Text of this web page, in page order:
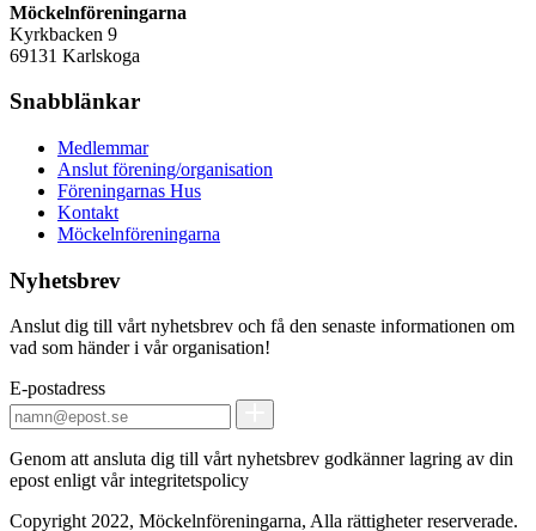
Möckelnföreningarna
Kyrkbacken 9
69131 Karlskoga
Snabblänkar
Medlemmar
Anslut förening/organisation
Föreningarnas Hus
Kontakt
Möckelnföreningarna
Nyhetsbrev
Anslut dig till vårt nyhetsbrev och få den senaste informationen om
vad som händer i vår organisation!
E-postadress
Genom att ansluta dig till vårt nyhetsbrev godkänner lagring av din
epost enligt vår integritetspolicy
Copyright 2022, Möckelnföreningarna, Alla rättigheter reserverade.